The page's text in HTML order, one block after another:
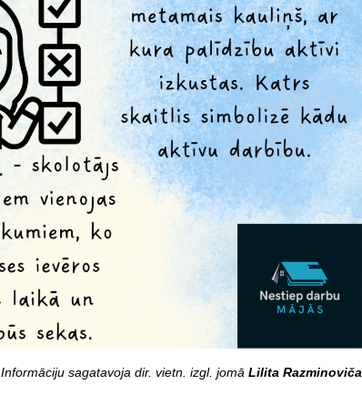
Informāciju sagatavoja dir. vietn. izgl. jomā Lilita Razminoviča